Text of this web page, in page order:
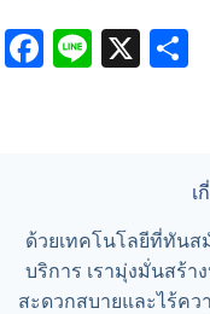
Fa
Li
X
เ
ด้วยเทคโนโลยีที่ทันส
บริการ เรามุ่งมั่นสร้
สะดวกสบายและไร้ค